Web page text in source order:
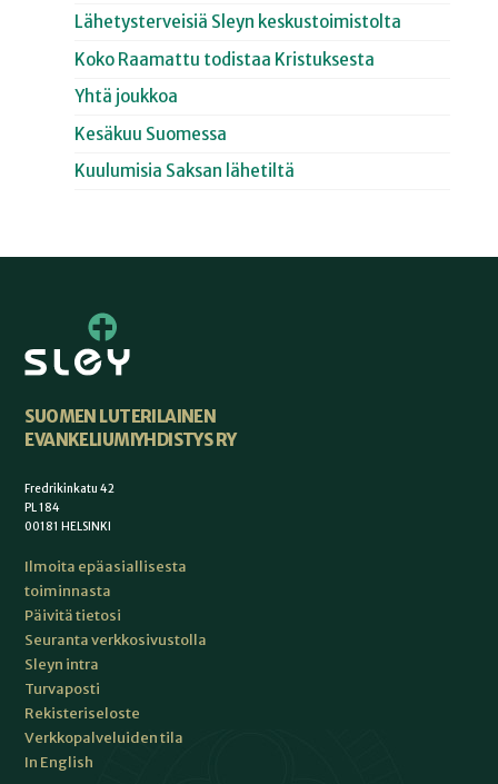
Lähetysterveisiä Sleyn keskustoimistolta
Koko Raamattu todistaa Kristuksesta
Yhtä joukkoa
Kesäkuu Suomessa
Kuulumisia Saksan lähetiltä
SUOMEN LUTERILAINEN
EVANKELIUMIYHDISTYS RY
Fredrikinkatu 42
PL 184
00181 HELSINKI
Ilmoita epäasiallisesta
toiminnasta
Päivitä tietosi
Seuranta verkkosivustolla
Sleyn intra
Turvaposti
Rekisteriseloste
Verkkopalveluiden tila
In English